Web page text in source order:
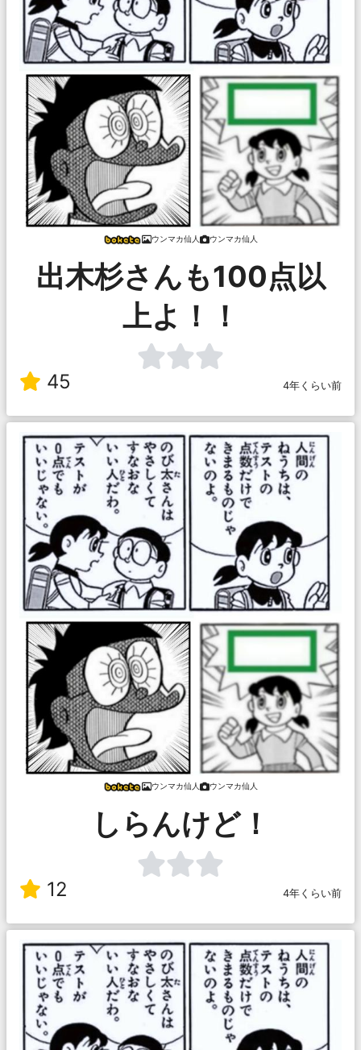
ウンマカ仙人 ウンマカ仙人
出木杉さんも100点以
上よ！！
45 4年くらい前
ウンマカ仙人 ウンマカ仙人
しらんけど！
12 4年くらい前